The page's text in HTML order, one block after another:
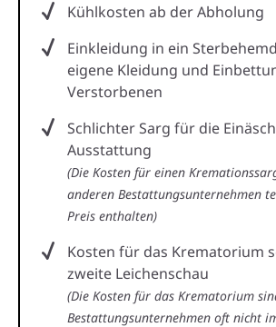
Kühlkosten ab der Abholung
Einkleidung in ein
eigene Kleidung und
Verstorbenen
Schlichter Sarg für die
Ausstattung
(Die Kosten für einen
anderen Bestattungsunternehmen
Preis enthalten)
Kosten für das Krematorium
zweite Leichenschau
(Die Kosten für das Krematorium
Bestattungsunternehmen oft nicht